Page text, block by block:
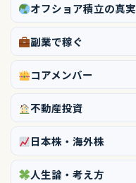
オフショア積立の真実
副業で稼ぐ
コアメンバー
不動産投資
日本株・海外株
人生論・考え方